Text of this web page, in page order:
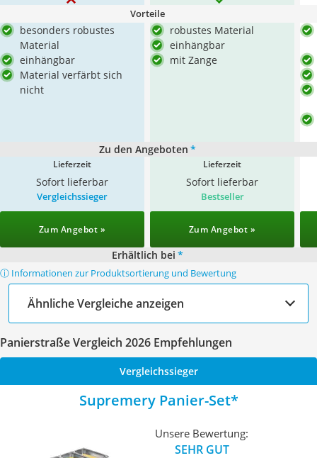
Vorteile
besonders robustes
Material
einhängbar
Material verfärbt sich
nicht
robustes Material
einhängbar
mit Zange
Zu den Angeboten *
Lieferzeit
Sofort lieferbar
Lieferzeit
Sofort lieferbar
Vergleichssieger
Zum Angebot »
Bestseller
Zum Angebot »
Erhältlich bei *
ⓘ Informationen zur Produktsortierung und Bewertung
Ähnliche Vergleiche anzeigen
Panierstraße Vergleich 2026 Empfehlungen
Vergleichssieger
Supremery Panier-Set
Unsere Bewertung:
SEHR GUT